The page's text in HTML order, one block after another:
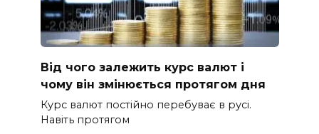
Від чого залежить курс валют і
чому він змінюється протягом дня
Курс валют постійно перебуває в русі.
Навіть протягом